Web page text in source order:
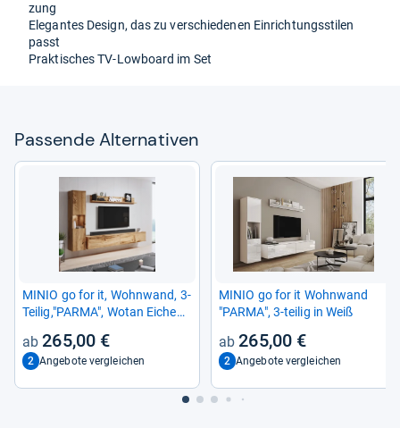
zung
Ele­gan­tes Design, das zu ver­schie­de­nen Ein­rich­tungs­sti­len
passt
Prak­ti­sches TV-​Low­board im Set
Pas­sende Alter­na­ti­ven
MINIO go for it, Wohn­wand, 3-​
Tei­lig,"PARMA", Wotan Eiche
265,00 €
2 Angebote vergleichen
MINIO go for it Wohn­wand
"PARMA", 3-​tei­lig in Weiß
265,00 €
2 Angebote vergleichen